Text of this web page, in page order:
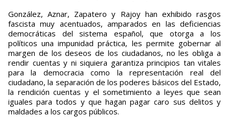
González, Aznar, Zapatero y Rajoy han exhibido rasgos
fascista muy acentuados, amparados en las deficiencias
democráticas del sistema español, que otorga a los
políticos una impunidad práctica, les permite gobernar al
margen de los deseos de los ciudadanos, no les obliga a
rendir cuentas y ni siquiera garantiza principios tan vitales
para la democracia como la representación real del
ciudadano, la separación de los poderes básicos del Estado,
la rendición cuentas y el sometimiento a leyes que sean
iguales para todos y que hagan pagar caro sus delitos y
maldades a los cargos públicos.